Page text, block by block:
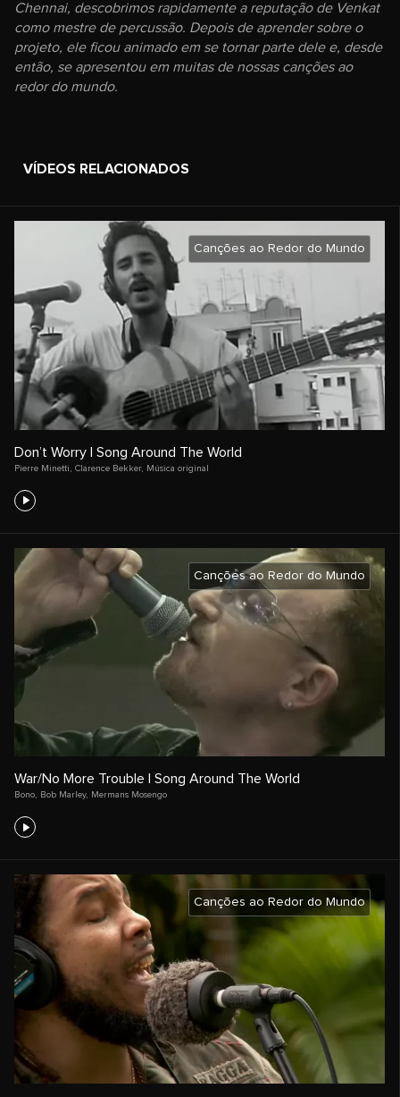
Chennai, descobrimos rapidamente a reputação de Venkat
como mestre de percussão. Depois de aprender sobre o
projeto, ele ficou animado em se tornar parte dele e, desde
então, se apresentou em muitas de nossas canções ao
redor do mundo.
VÍDEOS RELACIONADOS
Canções ao Redor do Mundo
Don’t Worry | Song Around The World
Pierre Minetti Clarence Bekker, Música original
Canções ao Redor do Mundo
War/No More Trouble | Song Around The World
Bono, Bob Marley, Mermans Mosengo
Canções ao Redor do Mundo